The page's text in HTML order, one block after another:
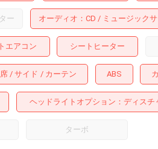
ー オーディオ CD ミュージック
エアコン シートヒーター
サイド カーテン ABS
ヘッドライトオプション ディスチ
ターボ